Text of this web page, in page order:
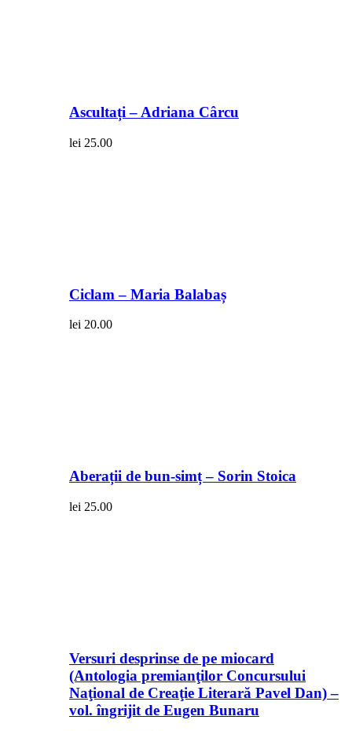
Ascultați – Adriana Cârcu
lei 25.00
Ciclam – Maria Balabaș
lei 20.00
Aberații de bun-simț – Sorin Stoica
lei 25.00
Versuri desprinse de pe miocard
(Antologia premianţilor Concursului
Naţional de Creaţie Literară Pavel Dan) –
vol. îngrijit de Eugen Bunaru